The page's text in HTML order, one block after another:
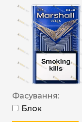
Фасування:
Блок